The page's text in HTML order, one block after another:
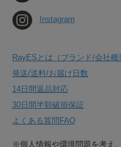
Instagram
RayESとは（ブランド/会社概
発送/送料/お届け日数
14日間返品対応
30日間半額破損保証
よくある質問FAQ
※個人情報や環境問題を考え